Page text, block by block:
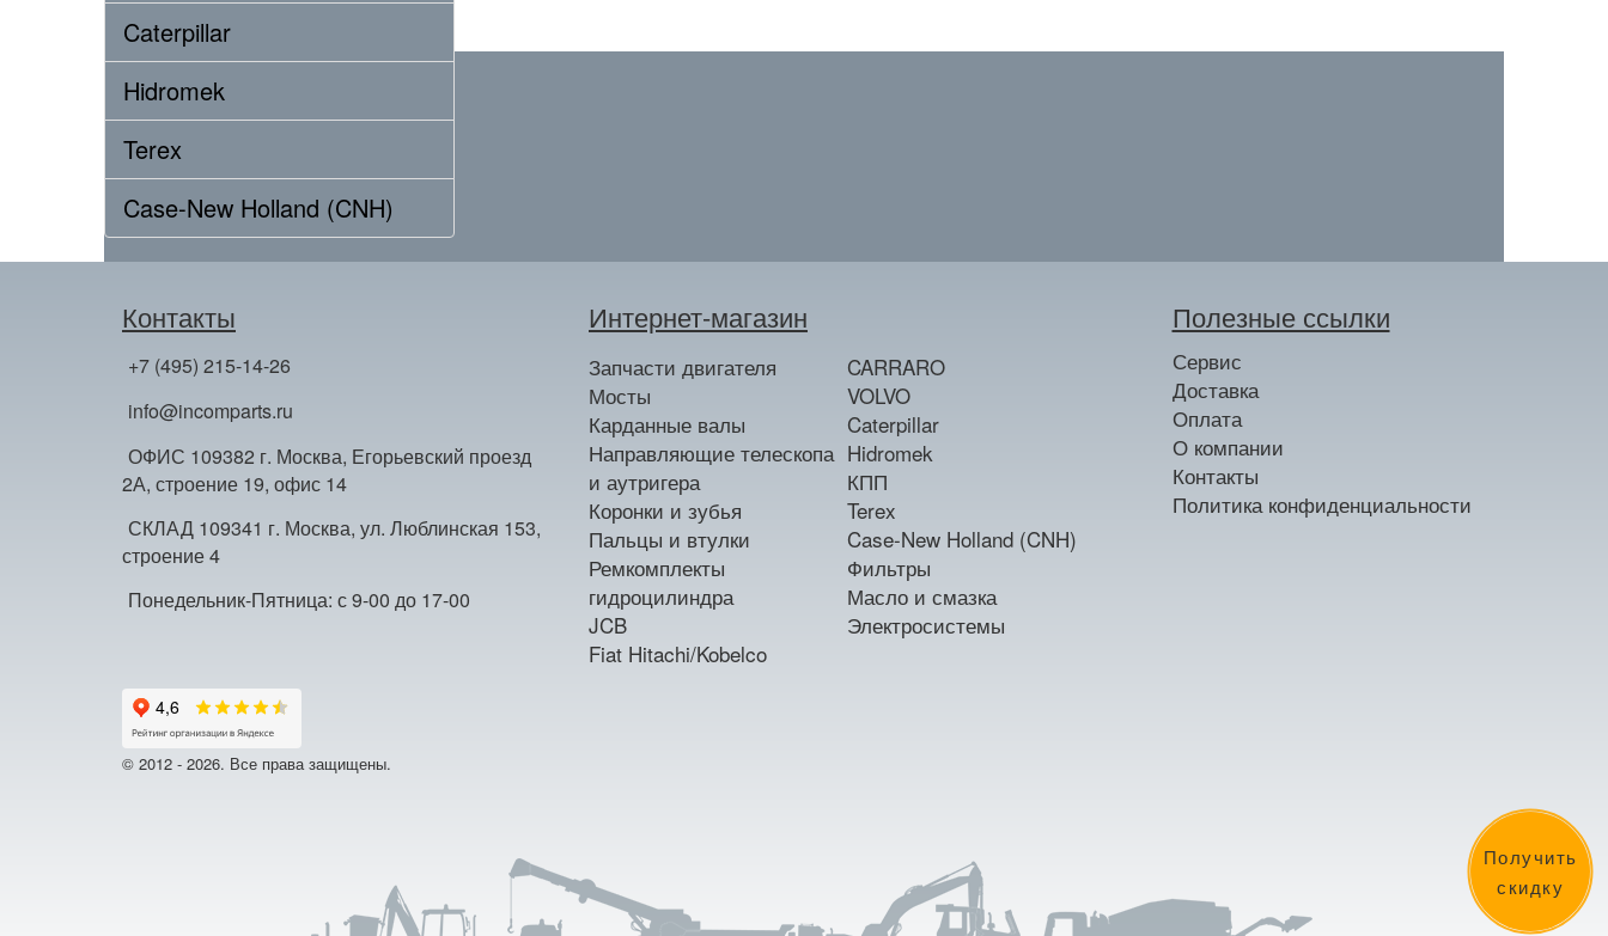
Получить
скидку
Caterpillar
Hidromek
Terex
Case-New Holland (CNH)
Контакты
+7 (495) 215-14-26
info@incomparts.ru
ОФИС 109382 г. Москва, Егорьевский проезд
2А, строение 19, офис 14
СКЛАД 109341 г. Москва, ул. Люблинская 153,
строение 4
Понедельник-Пятница: с 9-00 до 17-00
Интернет-магазин
Запчасти двигателя
Мосты
Карданные валы
Направляющие телескопа
и аутригера
Коронки и зубья
Пальцы и втулки
Ремкомплекты
гидроцилиндра
JCB
Fiat Hitachi/Kobelco
CARRARO
VOLVO
Caterpillar
Hidromek
КПП
Terex
Case-New Holland (CNH)
Фильтры
Масло и смазка
Электросистемы
Полезные ссылки
Сервис
Доставка
Оплата
О компании
Контакты
Политика конфиденциальности
© 2012 - 2026. Все права защищены.